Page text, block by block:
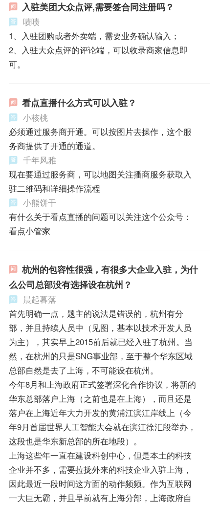
入驻美团大众点评,需要签合同注册吗？
啧啧
1、入驻团购或者外卖端，需要业务确认输入；
2、入驻大众点评的评论端，可以收录商家信息即
可。
看点直播什么方式可以入驻？
小核桃
必须通过服务商开通。可以按图片去操作，这个服
务商提供了开通的通道。
千年风雅
现在要通过服务商，可以地图关注播商服务获取入
驻二维码和详细操作流程
小熊饼干
有什么关于看点直播的问题可以关注这个公众号：
看点小管家
杭州的包容性很强，有很多大企业入驻，为什
么公司总部没有选择设在杭州？
晨起暮落
首先明确一点，题主的说法是错误的，杭州有分
部，并且持续人员中（见图，基本以技术开发人员
为主），其实早上2015前后就已经入驻了杭州。当
然，在杭州的只是SNG事业部，至于整个华东区域
总部自然是去了上海，不可能设在杭州。
今年8月和上海政府正式签署深化合作协议，将新的
华东总部落户上海（之前也是在上海），而且还是
落户在上海近年大力开发的黄浦江滨江岸线上（今
年9月首届世界人工智能大会就在滨江徐汇段举办，
这段也是华东新总部的所在地段）。
上海这些年一直在建设科创中心，但是本土的科技
企业并不多，需要拉拢外来的科技企业入驻上海，
因此最近一段时间这方面的动作频频。作为互联网
一大巨无霸，并且早前就有上海分部，上海政府自